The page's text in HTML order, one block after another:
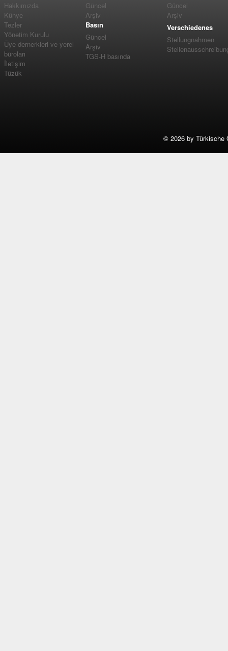
Hakkımızda
Künye
Tezler
Yönetim Kurulu
Üye dernerkleri ve yerel
büroları
İletişim
Tüzük
Güncel
Arşiv
Basın
Güncel
Arşiv
TGS-H basında
Güncel
Arşiv
Verschiedenes
Stellungnahmen
© 2026 by Türkische